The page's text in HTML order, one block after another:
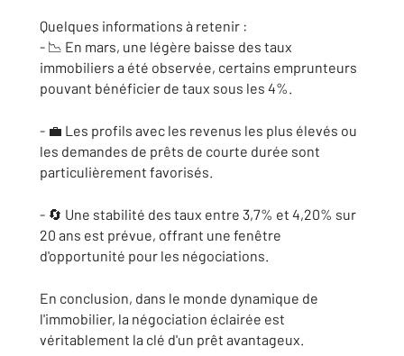
Quelques informations à retenir :
- 📉 En mars, une légère baisse des taux
immobiliers a été observée, certains emprunteurs
pouvant bénéficier de taux sous les 4%.
- 💼 Les profils avec les revenus les plus élevés ou
les demandes de prêts de courte durée sont
particulièrement favorisés.
- 🔄 Une stabilité des taux entre 3,7% et 4,20% sur
20 ans est prévue, offrant une fenêtre
d'opportunité pour les négociations.
En conclusion, dans le monde dynamique de
l'immobilier, la négociation éclairée est
véritablement la clé d'un prêt avantageux.